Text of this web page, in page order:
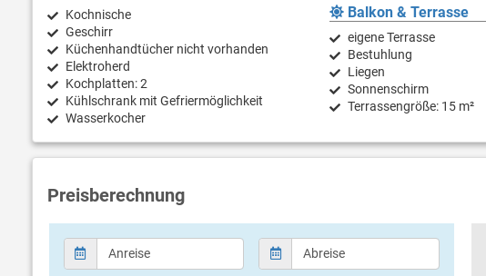
Kochnische
Geschirr
Küchenhandtücher nicht vorhanden
Elektroherd
Kochplatten: 2
Kühlschrank mit Gefriermöglichkeit
Wasserkocher
Balkon & Terrasse
eigene Terrasse
Bestuhlung
Liegen
Sonnenschirm
Terrassengröße: 15 m²
Preisberechnung